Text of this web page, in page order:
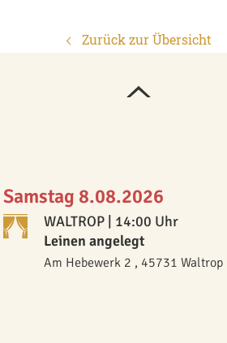
Zurück zur Übersicht
Samstag 8.08.2026
WALTROP | 14:00 Uhr
Leinen angelegt
Am Hebewerk 2 , 45731 Waltrop